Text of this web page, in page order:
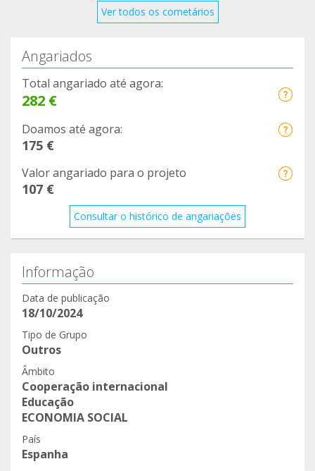
Ver todos os cometários
Angariados
Total angariado até agora:
282 €
Doamos até agora:
175 €
Valor angariado para o projeto
107 €
Consultar o histórico de angariações
Informação
Data de publicação
18/10/2024
Tipo de Grupo
Outros
Âmbito
Cooperação internacional
Educação
ECONOMIA SOCIAL
País
Espanha